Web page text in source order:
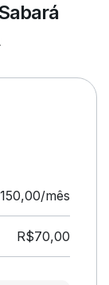
mês
R$70,00